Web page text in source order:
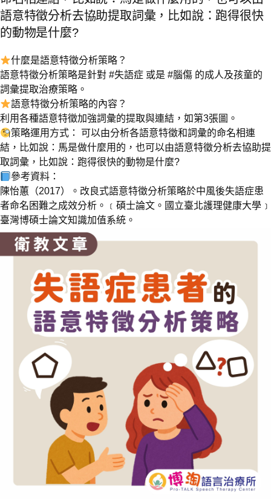
語意特徵分析去協助提取詞彙，比如說：跑得很快
的動物是什麼?
什麼是語意特徵分析策略？
語意特徵分析策略是針對 #失語症 或是 #腦傷 的成人及孩童的
詞彙提取治療策略。
語意特徵分析策略的內容？
利用各種語意特徵加強詞彙的提取與連結，如第3張圖。
策略運用方式： 可以由分析各語意特徵和詞彙的命名相連
結，比如說：馬是做什麼用的，也可以由語意特徵分析去協助提
取詞彙，比如說：跑得很快的動物是什麼?
參考資料：
陳怡蕙（2017）。改良式語意特徵分析策略於中風後失語症患
者命名困難之成效分析。﹝碩士論文。國立臺北護理健康大學﹞
臺灣博碩士論文知識加值系統。